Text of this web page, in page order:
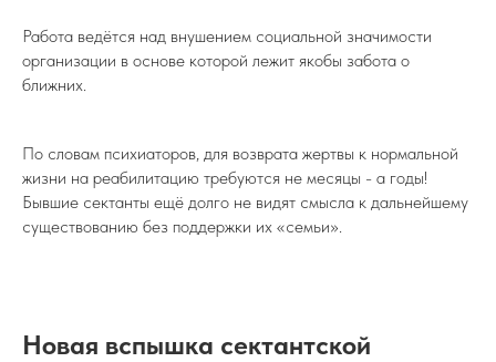
Работа ведётся над внушением социальной значимости
организации в основе которой лежит якобы забота о
ближних.
По словам психиаторов, для возврата жертвы к нормальной
жизни на реабилитацию требуются не месяцы - а годы!
Бывшие сектанты ещё долго не видят смысла к дальнейшему
существованию без поддержки их «семьи».
Новая вспышка сектантской